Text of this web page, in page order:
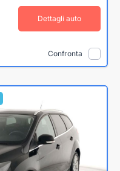
Dettagli auto
Confronta